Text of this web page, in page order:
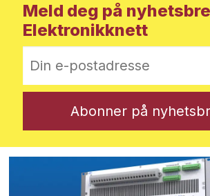
Meld deg på
Elektronikknett